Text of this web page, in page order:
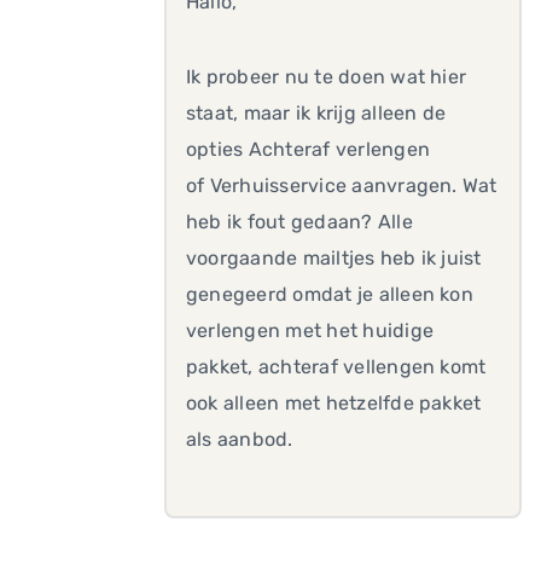
Ik probeer nu te doen wat hier
staat, maar ik krijg alleen de
opties Achteraf verlengen
of Verhuisservice aanvragen. Wat
heb ik fout gedaan? Alle
voorgaande mailtjes heb ik juist
genegeerd omdat je alleen kon
verlengen met het huidige
pakket, achteraf vellengen komt
ook alleen met hetzelfde pakket
als aanbod.